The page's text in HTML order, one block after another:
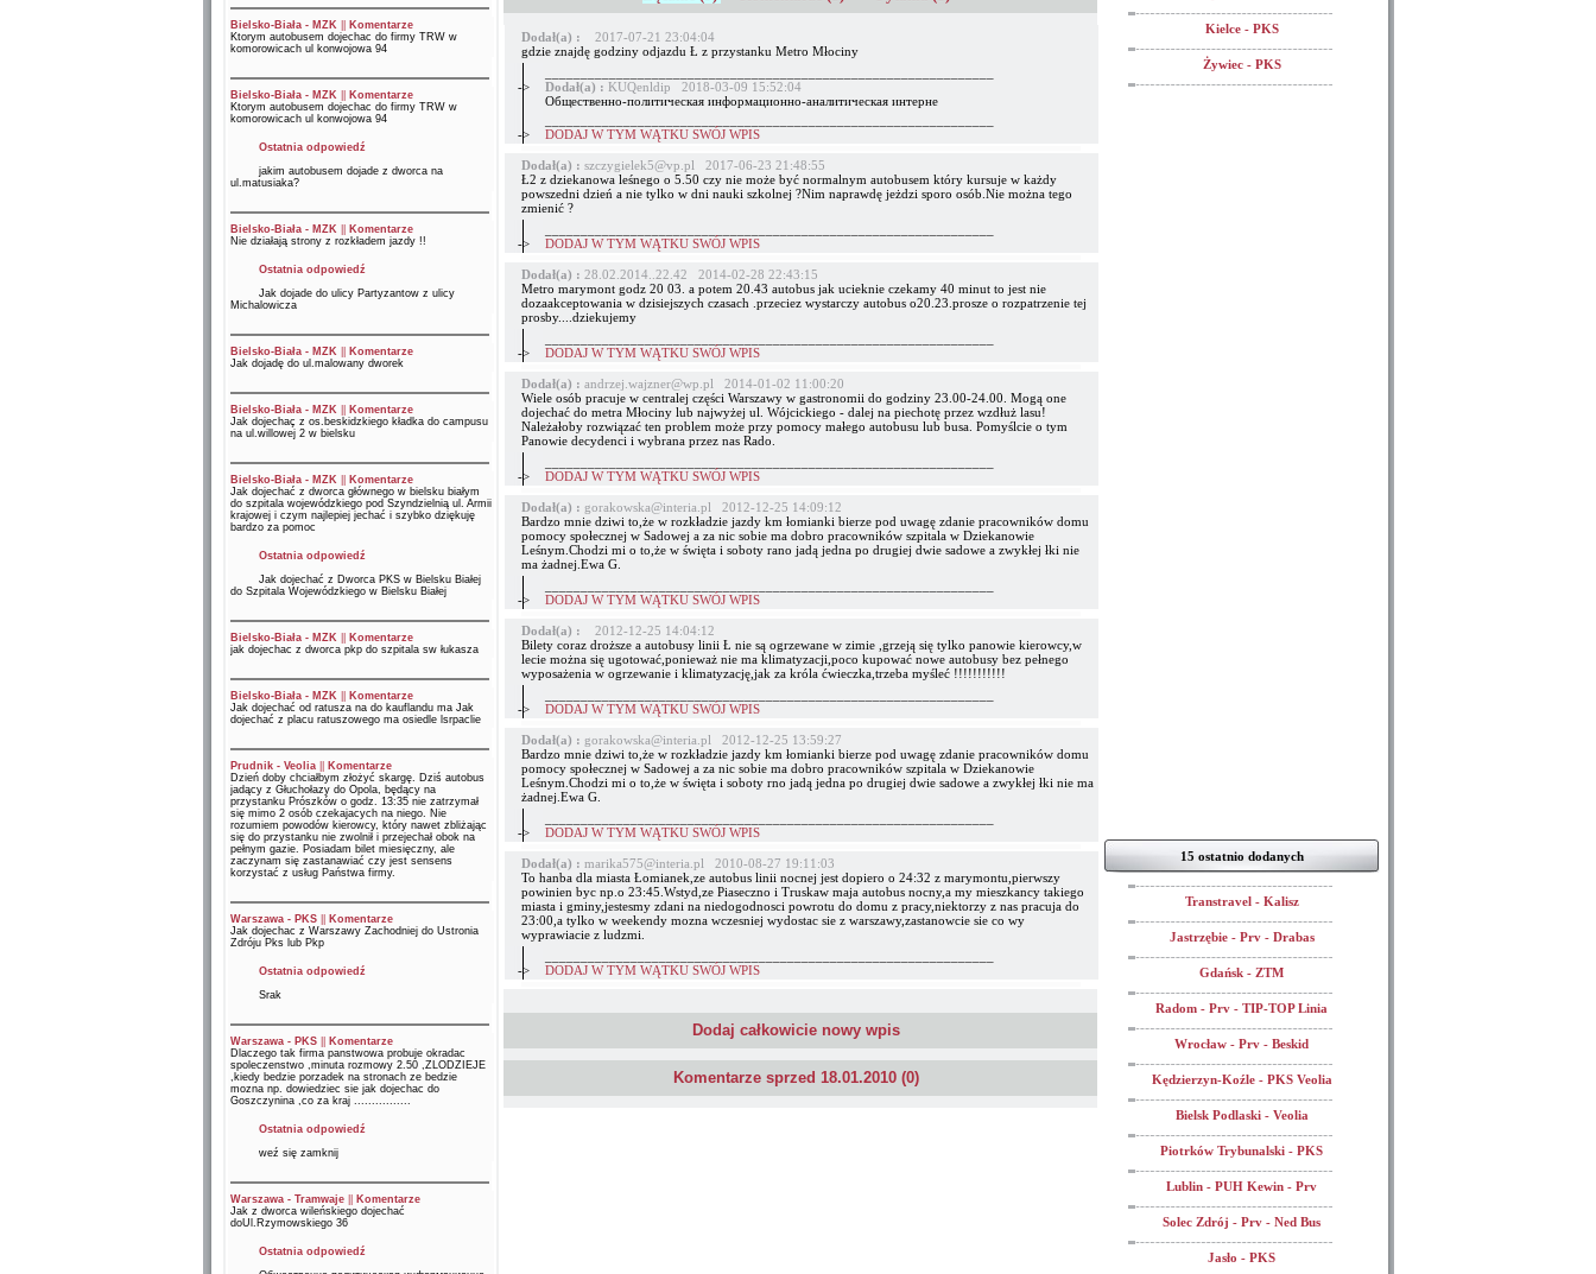
Bielsko-Biała - MZK||
Komentarze
Ktorym autobusem dojechac do firmy TRW w
komorowicach ul konwojowa 94
Bielsko-Biała - MZK||
Komentarze
Ktorym autobusem dojechac do firmy TRW w
komorowicach ul konwojowa 94
Ostatnia odpowiedź
jakim autobusem dojade z dworca na
ul.matusiaka?
Bielsko-Biała - MZK||
Komentarze
Nie działają strony z rozkładem jazdy !!
Ostatnia odpowiedź
Jak dojade do ulicy Partyzantow z ulicy
Michalowicza
Bielsko-Biała - MZK||
Komentarze
Jak dojadę do ul.malowany dworek
Bielsko-Biała - MZK||
Komentarze
Jak dojechaç z os.beskidzkiego kładka do campusu
na ul.willowej 2 w bielsku
Bielsko-Biała - MZK||
Komentarze
Jak dojechać z dworca głównego w bielsku białym
do szpitala wojewódzkiego pod Szyndzielnią ul. Armii
krajowej i czym najlepiej jechać i szybko dziękuję
bardzo za pomoc
Ostatnia odpowiedź
Jak dojechać z Dworca PKS w Bielsku Białej
do Szpitala Wojewódzkiego w Bielsku Białej
Bielsko-Biała - MZK||
Komentarze
jak dojechac z dworca pkp do szpitala sw łukasza
Bielsko-Biała - MZK||
Komentarze
Jak dojechać od ratusza na do kauflandu ma Jak
dojechać z placu ratuszowego ma osiedle lsrpaclie
Prudnik - Veolia||
Komentarze
Dzień doby chciałbym złożyć skargę. Dziś autobus
jadący z Głuchołazy do Opola, będący na
przystanku Prószków o godz. 13:35 nie zatrzymał
się mimo 2 osób czekajacych na niego. Nie
rozumiem powodów kierowcy, który nawet zbliżając
się do przystanku nie zwolnił i przejechał obok na
pełnym gazie. Posiadam bilet miesięczny, ale
zaczynam się zastanawiać czy jest sensens
korzystać z usług Państwa firmy.
Warszawa - PKS||
Komentarze
Jak dojechac z Warszawy Zachodniej do Ustronia
Zdróju Pks lub Pkp
Ostatnia odpowiedź
Srak
Warszawa - PKS||
Komentarze
Dlaczego tak firma panstwowa probuje okradac
spoleczenstwo ,minuta rozmowy 2.50 ,ZLODZIEJE
,kiedy bedzie porzadek na stronach ze bedzie
mozna np. dowiedziec sie jak dojechac do
Goszczynina ,co za kraj ................
Ostatnia odpowiedź
weź się zamknij
Warszawa - Tramwaje||
Komentarze
Jak z dworca wileńskiego dojechać
doUl.Rzymowskiego 36
Ostatnia odpowiedź
Dodał(a) :
2017-07-21 23:04:04
gdzie znajdę godziny odjazdu Ł z przystanku Metro Młociny
->
Dodał(a) : KUQenldip 2018-03-09 15:52:04
Общественно-политическая информационно-аналитическая интерне
->
DODAJ W TYM WĄTKU SWÓJ WPIS
Dodał(a) : szczygielek5@vp.pl 2017-06-23 21:48:55
Ł2 z dziekanowa leśnego o 5.50 czy nie może być normalnym autobusem który kursuje w każdy
powszedni dzień a nie tylko w dni nauki szkolnej ?Nim naprawdę jeżdzi sporo osób.Nie można tego
zmienić ?
->
DODAJ W TYM WĄTKU SWÓJ WPIS
Dodał(a) : 28.02.2014..22.42 2014-02-28 22:43:15
Metro marymont godz 20 03. a potem 20.43 autobus jak ucieknie czekamy 40 minut to jest nie
dozaakceptowania w dzisiejszych czasach .przeciez wystarczy autobus o20.23.prosze o rozpatrzenie tej
prosby....dziekujemy
->
DODAJ W TYM WĄTKU SWÓJ WPIS
Dodał(a) : andrzej.wajzner@wp.pl 2014-01-02 11:00:20
Wiele osób pracuje w centralej części Warszawy w gastronomii do godziny 23.00-24.00. Mogą one
dojechać do metra Młociny lub najwyżej ul. Wójcickiego - dalej na piechotę przez wzdłuż lasu!
Należałoby rozwiązać ten problem może przy pomocy małego autobusu lub busa. Pomyślcie o tym
Panowie decydenci i wybrana przez nas Rado.
->
DODAJ W TYM WĄTKU SWÓJ WPIS
Dodał(a) : gorakowska@interia.pl 2012-12-25 14:09:12
Bardzo mnie dziwi to,że w rozkładzie jazdy km łomianki bierze pod uwagę zdanie pracowników domu
pomocy społecznej w Sadowej a za nic sobie ma dobro pracowników szpitala w Dziekanowie
Leśnym.Chodzi mi o to,że w święta i soboty rano jadą jedna po drugiej dwie sadowe a zwykłej łki nie
ma żadnej.Ewa G.
->
DODAJ W TYM WĄTKU SWÓJ WPIS
Dodał(a) :
2012-12-25 14:04:12
Bilety coraz droższe a autobusy linii Ł nie są ogrzewane w zimie ,grzeją się tylko panowie kierowcy,w
lecie można się ugotować,ponieważ nie ma klimatyzacji,poco kupować nowe autobusy bez pełnego
wyposażenia w ogrzewanie i klimatyzację,jak za króla ćwieczka,trzeba myśleć !!!!!!!!!!!
->
DODAJ W TYM WĄTKU SWÓJ WPIS
Dodał(a) : gorakowska@interia.pl 2012-12-25 13:59:27
Bardzo mnie dziwi to,że w rozkładzie jazdy km łomianki bierze pod uwagę zdanie pracowników domu
pomocy społecznej w Sadowej a za nic sobie ma dobro pracowników szpitala w Dziekanowie
Leśnym.Chodzi mi o to,że w święta i soboty rno jadą jedna po drugiej dwie sadowe a zwykłej łki nie ma
żadnej.Ewa G.
->
DODAJ W TYM WĄTKU SWÓJ WPIS
Dodał(a) : marika575@interia.pl 2010-08-27 19:11:03
To hanba dla miasta Łomianek,ze autobus linii nocnej jest dopiero o 24:32 z marymontu,pierwszy
powinien byc np.o 23:45.Wstyd,ze Piaseczno i Truskaw maja autobus nocny,a my mieszkancy takiego
miasta i gminy,jestesmy zdani na niedogodnosci powrotu do domu z pracy,niektorzy z nas pracuja do
23:00,a tylko w weekendy mozna wczesniej wydostac sie z warszawy,zastanowcie sie co wy
wyprawiacie z ludzmi.
->
DODAJ W TYM WĄTKU SWÓJ WPIS
Dodaj całkowicie nowy wpis
Komentarze sprzed 18.01.2010 (0)
Kielce - PKS
Żywiec - PKS
15 ostatnio dodanych
Transtravel - Kalisz
Jastrzębie - Prv - Drabas
Gdańsk - ZTM
Radom - Prv - TIP-TOP Linia
Wrocław - Prv - Beskid
Kędzierzyn-Koźle - PKS Veolia
Bielsk Podlaski - Veolia
Piotrków Trybunalski - PKS
Lublin - PUH Kewin - Prv
Solec Zdrój - Prv - Ned Bus
Jasło - PKS